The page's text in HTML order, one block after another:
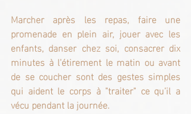
Marcher après les repas, faire une
promenade en plein air, jouer avec les
enfants, danser chez soi, consacrer dix
minutes à l’étirement le matin ou avant
de se coucher sont des gestes simples
qui aident le corps à "traiter" ce qu’il a
vécu pendant la journée.